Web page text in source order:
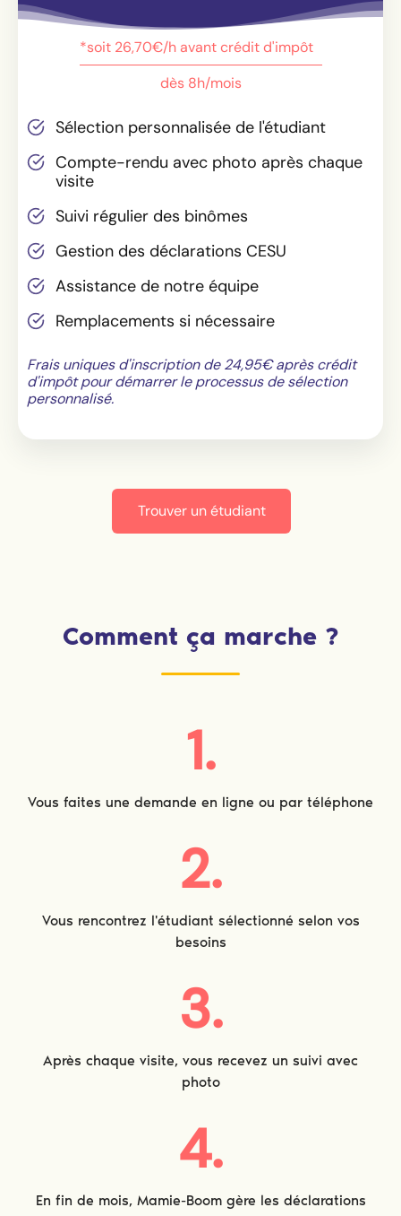
*soit 26,70€/h avant crédit d'impôt
dès 8h/mois
Sélection personnalisée de l'étudiant
Compte-rendu avec photo après chaque
visite
Suivi régulier des binômes
Gestion des déclarations CESU
Assistance de notre équipe
Remplacements si nécessaire
Frais uniques d'inscription de 24,95€ après crédit
d'impôt pour démarrer le processus de sélection
personnalisé.
Trouver un étudiant
Comment ça marche ?
1.
Vous faites une demande en ligne ou par téléphone
2.
Vous rencontrez l'étudiant sélectionné selon vos
besoins
3.
Après chaque visite, vous recevez un suivi avec
photo
4.
En fin de mois, Mamie-Boom gère les déclarations